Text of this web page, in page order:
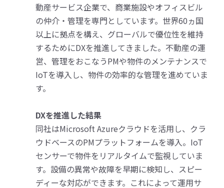
動産サービス企業で、商業施設やオフィスビル
の仲介・管理を専門としています。世界60ヵ国
以上に拠点を構え、グローバルで優位性を維持
するためにDXを推進してきました。不動産の運
営、管理をおこなうPMや物件のメンテナンスで
IoTを導入し、物件の効率的な管理を進めていま
す。
DXを推進した結果
同社はMicrosoft Azureクラウドを活用し、クラ
ウドベースのPMプラットフォームを導入。IoT
センサーで物件をリアルタイムで監視していま
す。設備の異常や故障を早期に検知し、スピー
ディーな対応ができます。これによって運用サ